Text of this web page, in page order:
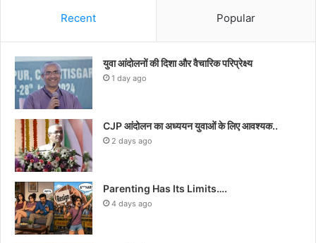
Recent Popular
युवा आंदोलनों की दिशा और वैचारिक परिप्रेक्ष्य
1 day ago
CJP आंदोलन का अध्ययन युवाओं के लिए आवश्यक..
2 days ago
Parenting Has Its Limits….
4 days ago